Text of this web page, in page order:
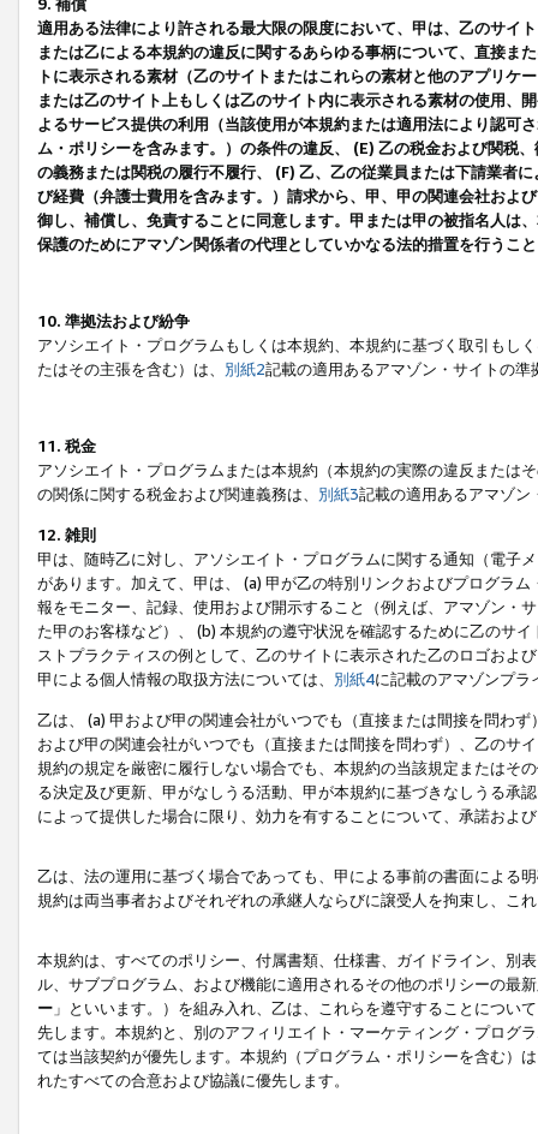
9. 補償
適用ある法律により許される最大限の限度において、甲は、乙のサイ
または乙による本規約の違反に関するあらゆる事柄について、直接ま
トに表示される素材（乙のサイトまたはこれらの素材と他のアプリ
または乙のサイト上もしくは乙のサイト内に表示される素材の使用、
よるサービス提供の利用（当該使用が本規約または適用法により認可
ム・ポリシーを含みます。）の条件の違反、 (E) 乙の税金および関税
の義務または関税の履行不履行、 (F) 乙、乙の従業員または下請業者
び経費（弁護士費用を含みます。）請求から、甲、甲の関連会社およ
御し、補償し、免責することに同意します。甲または甲の被指名人は
保護のためにアマゾン関係者の代理としていかなる法的措置を行うこ
10. 準拠法および紛争
アソシエイト・プログラムもしくは本規約、本規約に基づく取引もし
たはその主張を含む）は、 別紙2記載の適用あるアマゾン・サイトの
11. 税金
アソシエイト・プログラムまたは本規約（本規約の実際の違反または
の関係に関する税金および関連義務は、 別紙3記載の適用あるアマゾン
12. 雑則
甲は、随時乙に対し、アソシエイト・プログラムに関する通知（電子
があります。加えて、甲は、 (a) 甲が乙の特別リンクおよびプログラ
報をモニター、記録、使用および開示すること（例えば、アマゾン・
た甲のお客様など）、 (b) 本規約の遵守状況を確認するために乙のサ
ストプラクティスの例として、乙のサイトに表示された乙のロゴおよ
甲による個人情報の取扱方法については、 別紙4に記載のアマゾンプ
乙は、 (a) 甲および甲の関連会社がいつでも（直接または間接を問わ
および甲の関連会社がいつでも（直接または間接を問わず）、乙のサ
規約の規定を厳密に履行しない場合でも、本規約の当該規定またはそ
る決定及び更新、甲がなしうる活動、甲が本規約に基づきなしうる承
によって提供した場合に限り、効力を有することについて、承諾およ
乙は、法の運用に基づく場合であっても、甲による事前の書面による
規約は両当事者およびそれぞれの承継人ならびに譲受人を拘束し、こ
本規約は、すべてのポリシー、付属書類、仕様書、ガイドライン、別
ル、サブプログラム、および機能に適用されるその他のポリシーの最
ー 」といいます。）を組み入れ、乙は、これらを遵守することにつ
先します。本規約と、別のアフィリエイト・マーケティング・プログ
ては当該契約が優先します。本規約（プログラム・ポリシーを含む）
れたすべての合意および協議に優先します。